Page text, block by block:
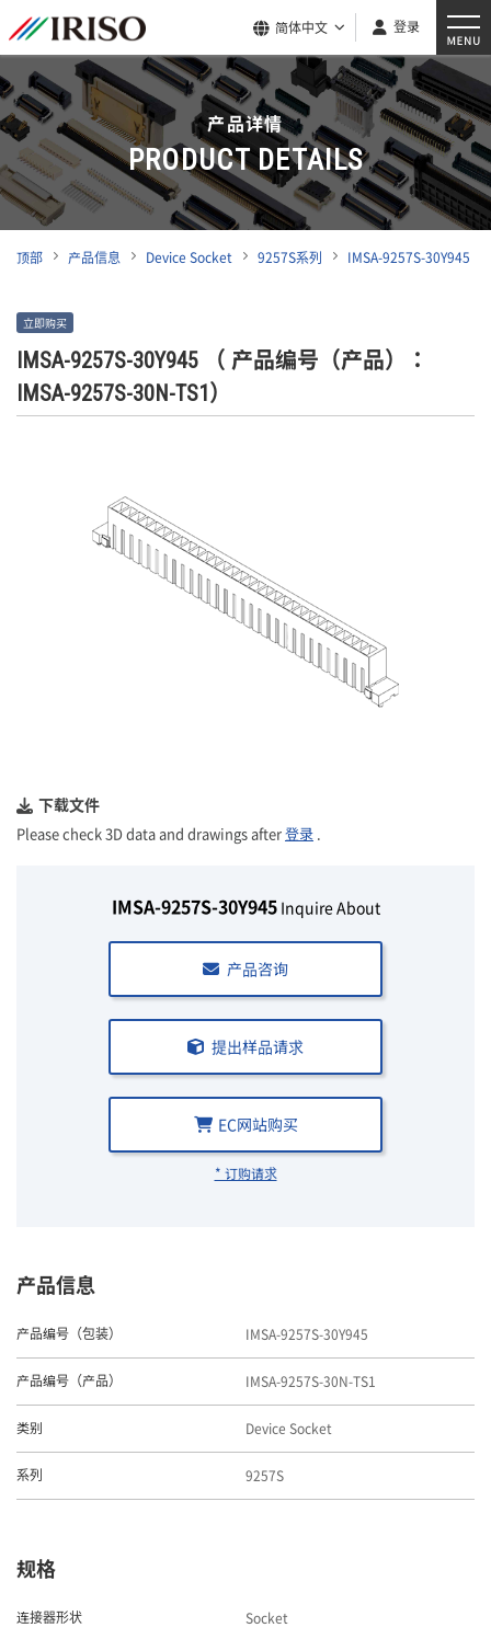
简体中文 登录
产品详情
PRODUCT DETAILS
顶部 产品信息 Device Socket 9257S系列 IMSA-9257S-30Y945
立即购买
IMSA-9257S-30Y945 （ 产品编号（产品）：
IMSA-9257S-30N-TS1）
下载文件
Please check 3D data and drawings after登录 .
IMSA-9257S-30Y945Inquire About
产品咨询
提出样品请求
EC网站购买
* 订购请求
产品信息
产品编号（包装） IMSA-9257S-30Y945
产品编号（产品） IMSA-9257S-30N-TS1
类别 Device Socket
系列 9257S
规格
连接器形状 Socket